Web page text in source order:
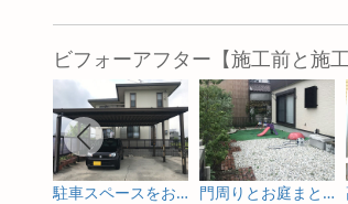
ビフォーアフター【施工前と施
駐車スペースをお庭へ ガーデニングを楽しむためのリフォーム 門周りとお庭まとめて一新した外構リフォーム